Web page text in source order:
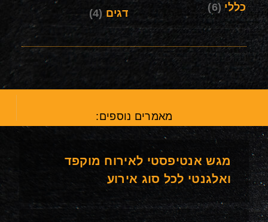
כללי (6) דגים (4)
מאמרים נוספים:
מגש אנטיפסטי לאירוח מוקפד
ואלגנטי לכל סוג אירוע